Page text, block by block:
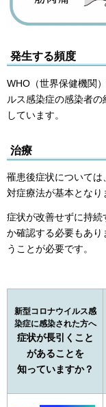
発生する頻度
WHO（世界保健機関
ルス感染症の感染者
しています。
治療
罹患後症状については
対症療法が基本となり
症状が改善せずに持
か確認する必要もあ
うことが必要です。
新型コロナウイルス感
染症に感染された方へ
症状が長引くこと
があることを
知っていますか？